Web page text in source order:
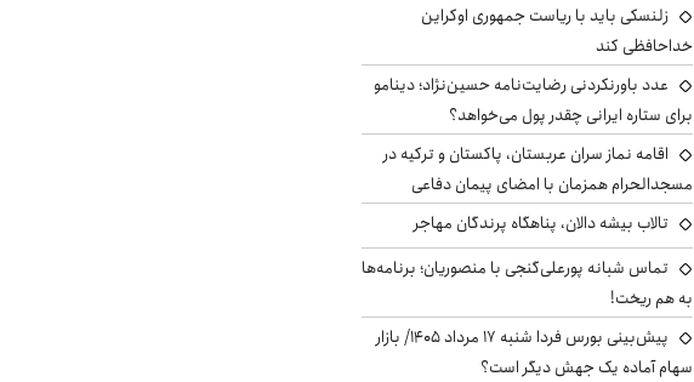
زلنسکی باید با ریاست جمهوری اوکراین
خداحافظی کند
عدد باورنکردنی رضایت‌نامه حسین‌نژاد؛ دینامو
برای ستاره ایرانی چقدر پول می‌خواهد؟
اقامه نماز سران عربستان، پاکستان و ترکیه در
مسجدالحرام همزمان با امضای پیمان دفاعی
تالاب بیشه دالان، پناهگاه پرندگان مهاجر
تماس شبانه پورعلی‌گنجی با منصوریان؛ برنامه‌ها
به هم ریخت!
پیش‌بینی بورس فردا شنبه ۱۷ مرداد ۱۴۰۵/ بازار
سهام آماده یک جهش دیگر است؟